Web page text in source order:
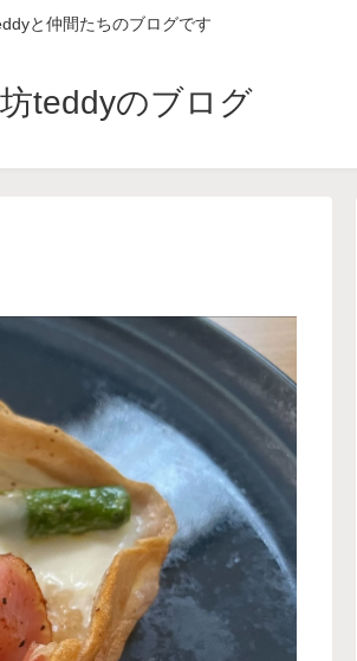
と仲間たちのブログです
teddyのブログ